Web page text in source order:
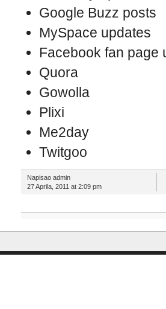
Google Buzz posts
MySpace updates
Facebook fan page
Quora
Gowolla
Plixi
Me2day
Twitgoo
Napisao admin
27 Aprila, 2011 at 2:09 pm